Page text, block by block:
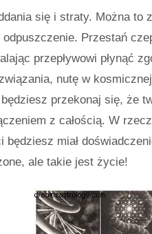
się i straty. Można to
Przestań
przepływowi płynąć
nutę w
przekonaj się, że
z całością. W
miał
ale takie jest życie!